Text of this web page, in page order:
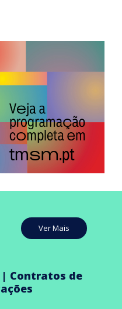
Ver Mais
| Contratos de